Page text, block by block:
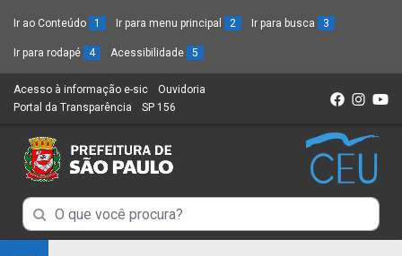
Ir ao Conteúdo 1 Ir para menu principal 2 Ir para busca 3
Ir para rodapé 4 Acessibilidade 5
Acesso à informação e-sic (Link
para
novo
sítio)
Ouvidoria
Portal da Transparência (Link
um
novo
SP 156
Campo
de
Campo
de